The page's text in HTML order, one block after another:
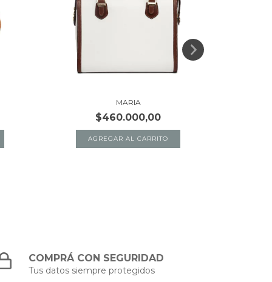
MARIA
$460.000,00
AGREGAR AL CARRITO
COMPRÁ CON SEGURIDAD
Tus datos siempre protegidos